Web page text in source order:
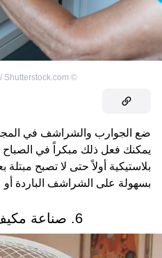
©
Shutterstock.com
ضع الجوارب والشراشف في
يمكنك فعل ذلك مبكراً في الصباح
بلاستيكية أولاً حتى لا تصبح مبتلة
بسهولة على الشراشف الباردة أو
6. صناعة مكيف هواء خاص